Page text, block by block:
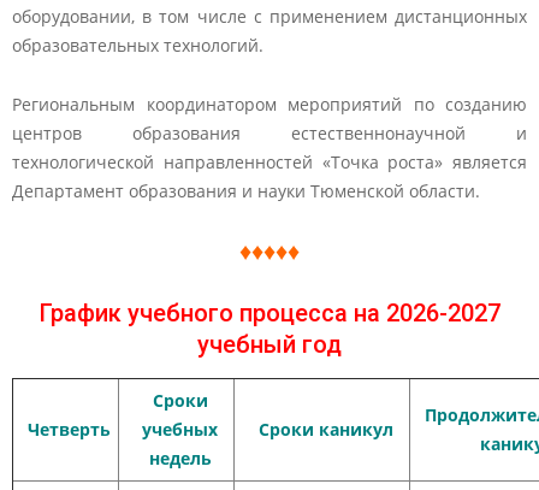
оборудовании, в том числе с применением дистанционных
образовательных технологий.
Региональным координатором мероприятий по созданию
центров образования естественнонаучной и
технологической направленностей «Точка роста» является
Департамент образования и науки Тюменской области.
♦♦♦♦♦
График учебного процесса на 2026-2027
учебный год
Четверть
Сроки
учебных
недель
Сроки каникул